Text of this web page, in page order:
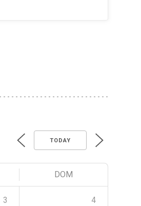
TODAY
DOM
3 4